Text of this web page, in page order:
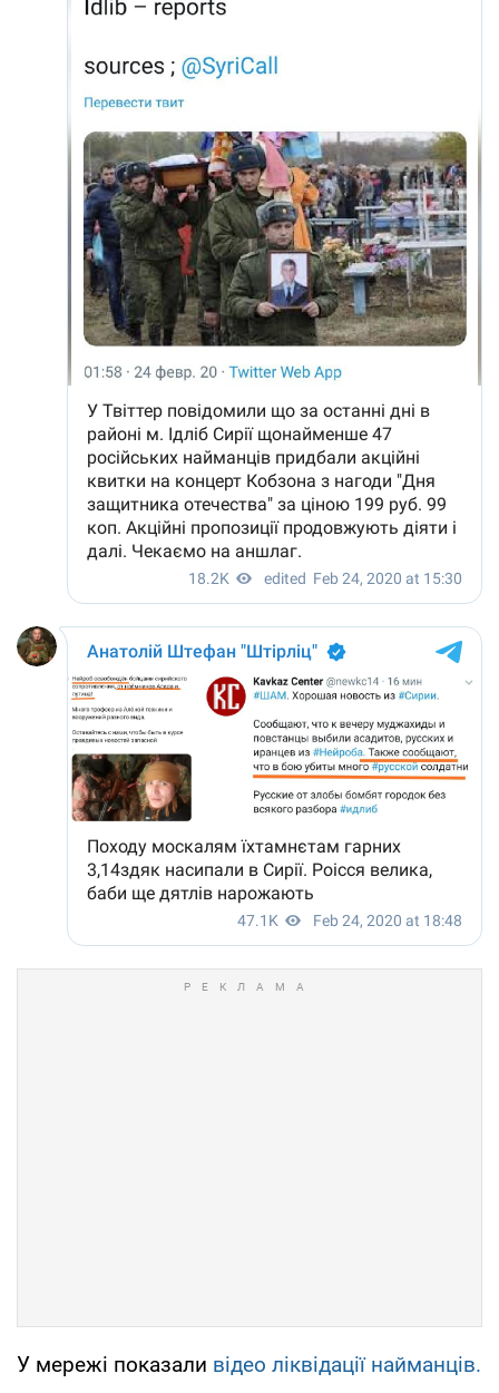
У мережі показали відео ліквідації найманців.